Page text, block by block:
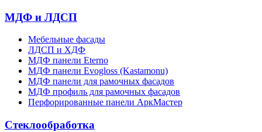
МДФ и ЛДСП
Мебельные фасады
ЛДСП и ХДФ
МДФ панели Eterno
МДФ панели Evogloss (Kastamonu)
МДФ панели для рамочных фасадов
МДФ профиль для рамочных фасадов
Перфорированные панели АркМастер
Стеклообработка